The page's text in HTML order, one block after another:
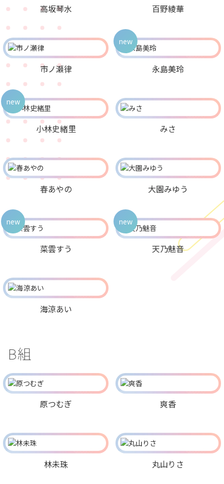
高坂琴水 百野綾華
市ノ瀬律 永島美玲
new
小林史緒里
new
みさ
春あやの 大園みゆう
菜雲すう
new
天乃魅音
new
海涼あい
B組
原つむぎ 爽香
林未珠 丸山りさ